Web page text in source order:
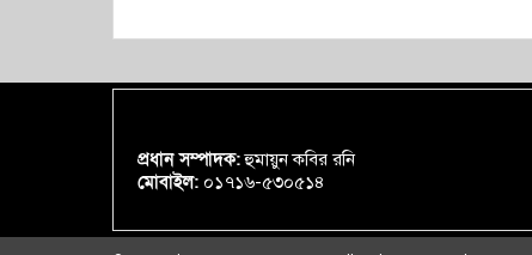
প্রধান সম্পাদক:হুমায়ুন কবির রনি
মোবাইল: ০১৭১৬-৫৩০৫১৪